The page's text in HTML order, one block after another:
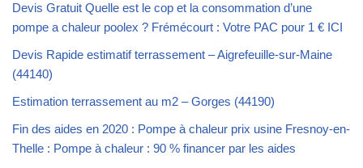
Devis Gratuit Quelle est le cop et la consommation d’une
pompe a chaleur poolex ? Frémécourt : Votre PAC pour 1 € ICI
Devis Rapide estimatif terrassement – Aigrefeuille-sur-Maine
(44140)
Estimation terrassement au m2 – Gorges (44190)
Fin des aides en 2020 : Pompe à chaleur prix usine Fresnoy-en-
Thelle : Pompe à chaleur : 90 % financer par les aides